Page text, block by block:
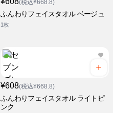
(税込¥668.8)
ふんわりフェイスタオル ベージュ
1枚
¥608(税込¥668.8)
ふんわりフェイスタオル ライトピ
ンク